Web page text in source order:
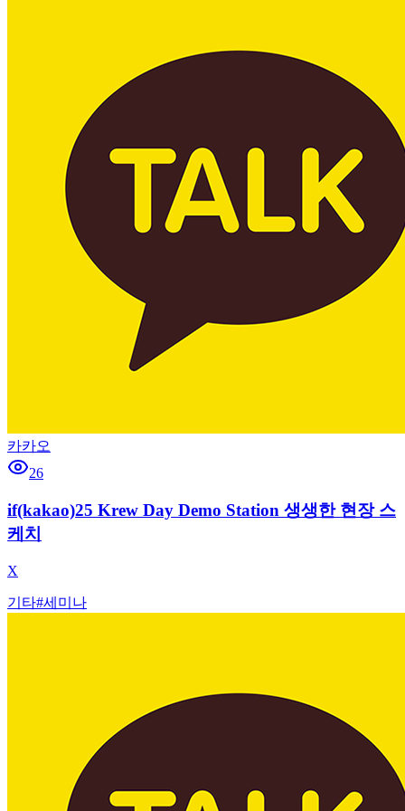
카카오
26
if(kakao)25 Krew Day Demo Station 생생한 현장 스
케치
X
기타#세미나